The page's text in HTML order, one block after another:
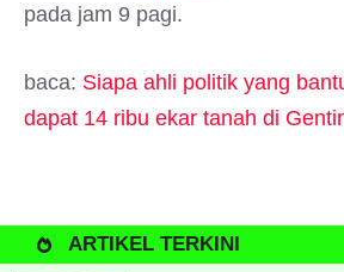
pada jam 9 pagi.
baca: Siapa ahli politik yang
dapat 14 ribu ekar tanah di
ARTIKEL TERKINI